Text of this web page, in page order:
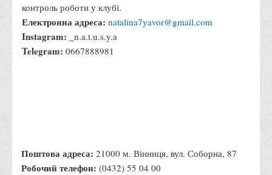
контроль роботи у клубі.
Електронна адреса: natalina7yavor@gmail.com
Instagram: _n.a.t.u.s.y.a
Telegram: 0667888981
Поштова адреса: 21000 м. Вінниця, вул. Соборна, 87
Робочий телефон: (0432) 55 04 00